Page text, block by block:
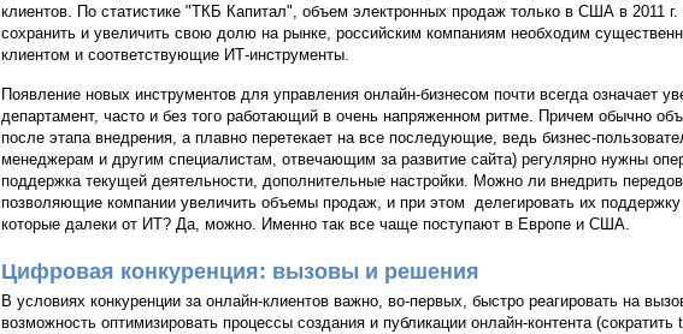
клиентов. По статистике "ТКБ Капитал", объем электронных продаж только в США в 2011
сохранить и увеличить свою долю на рынке, российским компаниям необходим
клиентом и соответствующие ИТ-инструменты.
Появление новых инструментов для управления онлайн-бизнесом почти всегда означает
департамент, часто и без того работающий в очень напряженном ритме. Причем обычно
после этапа внедрения, а плавно перетекает на все последующие, ведь бизнес-
менеджерам и другим специалистам, отвечающим за развитие сайта) регулярно нужны
поддержка текущей деятельности, дополнительные настройки. Можно ли внедрить
позволяющие компании увеличить объемы продаж, и при этом делегировать их
которые далеки от ИТ? Да, можно. Именно так все чаще поступают в Европе и США.
Цифровая конкуренция: вызовы и решения
В условиях конкуренции за онлайн-клиентов важно, во-первых, быстро реагировать на
возможность оптимизировать процессы создания и публикации онлайн-контента